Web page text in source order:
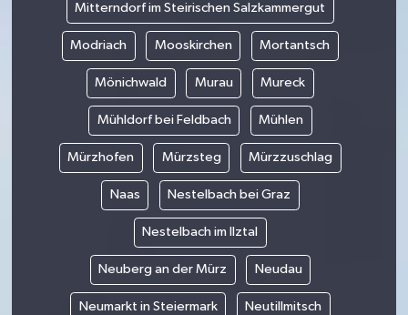
Mitterndorf im Steirischen Salzkammergut
Modriach Mooskirchen Mortantsch
Mönichwald Murau Mureck
Mühldorf bei Feldbach Mühlen
Mürzhofen Mürzsteg Mürzzuschlag
Naas Nestelbach bei Graz
Nestelbach im Ilztal
Neuberg an der Mürz Neudau
Neumarkt in Steiermark Neutillmitsch